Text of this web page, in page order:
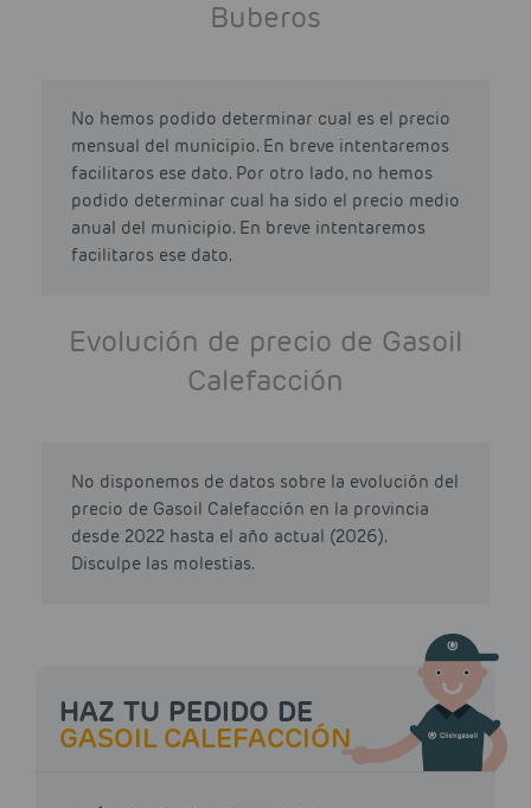
Buberos
No hemos podido determinar cual es el precio
mensual del municipio. En breve intentaremos
facilitaros ese dato. Por otro lado, no hemos
podido determinar cual ha sido el precio medio
anual del municipio. En breve intentaremos
facilitaros ese dato.
Evolución de precio de Gasoil
Calefacción
No disponemos de datos sobre la evolución del
precio de Gasoil Calefacción en la provincia
desde 2022 hasta el año actual (2026).
Disculpe las molestias.
HAZ TU PEDIDO DE
GASOIL CALEFACCIÓN